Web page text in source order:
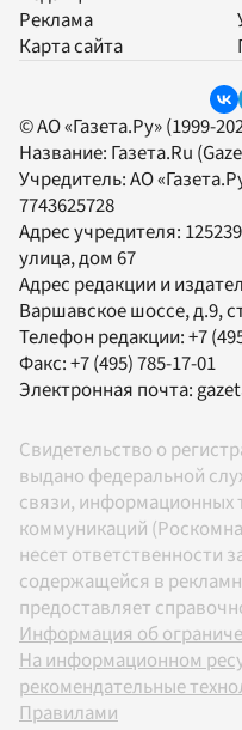
Реклама
Карта сайта
© АО «Газета.Ру» (1999-
Название: Газета.Ru
Учредитель:АО
7743625728
Адрес учредителя:
улица, дом 67
Адрес редакции и
Варшавское шоссе, д.9,
Телефон редакции:+7
Факс:+7 (495) 785-17-01
Электронная почта:
Свидетельство о
выдано федеральной
связи, информационных
коммуникаций
несет ответственности
содержащейся в
предоставляет
Информация об
На информационном
рекомендательные
Правилами